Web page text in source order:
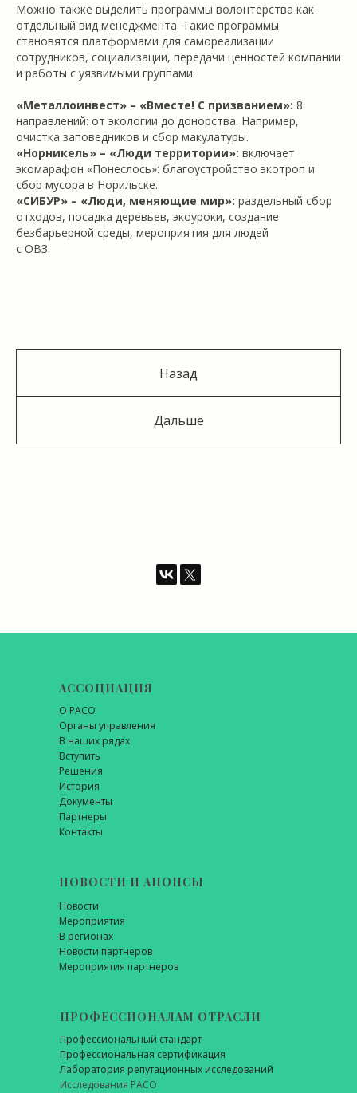
Можно также выделить программы волонтерства как
отдельный вид менеджмента. Такие программы
становятся платформами для самореализации
сотрудников, социализации, передачи ценностей компании
и работы с уязвимыми группами.
«Металлоинвест» – «Вместе! С призванием»: 8
направлений: от экологии до донорства. Например,
очистка заповедников и сбор макулатуры.
«Норникель» – «Люди территории»: включает
экомарафон «Понеслось»: благоустройство экотроп и
сбор мусора в Норильске.
«СИБУР» – «Люди, меняющие мир»: раздельный сбор
отходов, посадка деревьев, экоуроки, создание
безбарьерной среды, мероприятия для людей
с ОВЗ.
Назад
Дальше
АССОЦИАЦИЯ
О РАСО
Органы управления
В наших рядах
Вступить
Решения
История
Документы
Партнеры
Контакты
НОВОСТИ И АНОНСЫ
Новости
Мероприятия
В регионах
Новости партнеров
Мероприятия партнеров
ПРОФЕССИОНАЛАМ ОТРАСЛИ
Профессиональный стандарт
Профессиональная сертификация
Лаборатория репутационных исследований
Исследования РАСО